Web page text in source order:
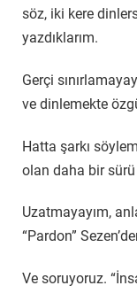
söz, iki kere
yazdıklarım.
Gerçi
ve dinlemekte
Hatta şarkı
olan daha bir
Uzatmayayım,
“Pardon”
Ve soruyoruz.